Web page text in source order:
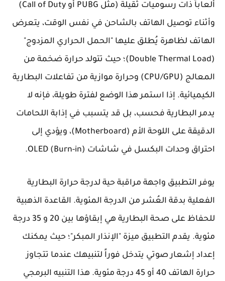
ألعاباً ذات رسوميات ثقيلة (مثل PUBG أو Call of Duty)
وأثناء توصيل الهاتف بالشاحن في نفس الوقت، يتعرض
الهاتف لظاهرة يُطلق عليها "الحمل الحراري المزدوج"
(Double Thermal Load)؛ حيث تتولد حرارة ضخمة من
المعالج (CPU/GPU) وحرارة موازية من تفاعلات البطارية
الكيميائية. إذا استمر هذا الوضع لفترة طويلة، فإنه لا
يدمر البطارية فحسب، بل قد يتسبب في إذابة اللحامات
الدقيقة على اللوحة الأم (Motherboard)، ويؤدي إلى
احتراق وحدات البكسل في شاشات OLED (Burn-in).
يوفر التطبيق واجهة مراقبة حية لدرجة حرارة البطارية
الفعلية بدقة العُشر من الدرجة المئوية. القاعدة الذهبية
للحفاظ على صحة البطارية هي إبقاؤها بين 20 و 35 درجة
مئوية. يقدم التطبيق ميزة "الإنذار المبكر"؛ حيث يمكنك
إعداد إشعار صوتي يتدخل فوراً لتنبيهك عندما تتجاوز
حرارة الهاتف 40 أو 45 درجة مئوية. هذا التنبيه البرمجي